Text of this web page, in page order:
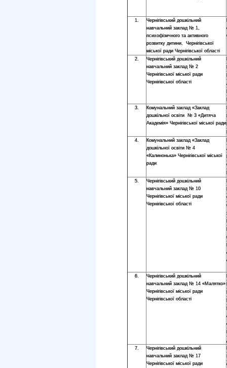
1.
Чернігівський дошкільний
навчальний заклад № 1,
психофізичного та активного
розвитку дитини, Чернігівської
міської ради Чернігівської області
2.
Чернігівський дошкільний
навчальний заклад № 2
Чернігівської міської ради
Чернігівської області
3.
Комунальний заклад «Заклад
дошкільної освіти № 3 «Дитяча
Академія» Чернігівської міської ради
4.
Комунальний заклад «Заклад
дошкільної освіти № 4
«Калинонька» Чернігівської міської
ради
5.
Чернігівський дошкільний
навчальний заклад № 10
Чернігівської міської ради
Чернігівської області
6.
Чернігівський дошкільний
навчальний заклад № 14 «Малятко»
Чернігівської міської ради
Чернігівської області
7.
Чернігівський дошкільний
навчальний заклад № 17
Чернігівської міської ради